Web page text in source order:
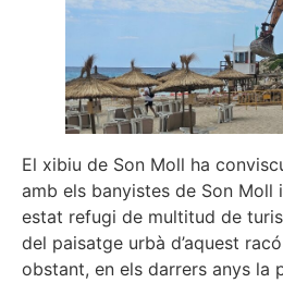
El xibiu de Son Moll ha
amb els banyistes de Son Moll
estat refugi de multitud de
del paisatge urbà d’aquest
obstant, en els darrers anys la